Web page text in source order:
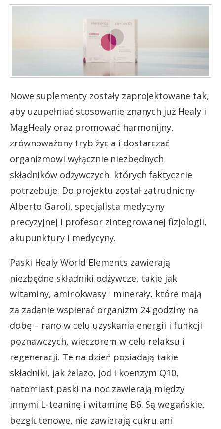
Nowe suplementy zostały zaprojektowane tak,
aby uzupełniać stosowanie znanych już Healy i
MagHealy oraz promować harmonijny,
zrównoważony tryb życia i dostarczać
organizmowi wyłącznie niezbędnych
składników odżywczych, których faktycznie
potrzebuje. Do projektu został zatrudniony
Alberto Garoli, specjalista medycyny
precyzyjnej i profesor zintegrowanej fizjologii,
akupunktury i medycyny.
Paski Healy World Elements zawierają
niezbędne składniki odżywcze, takie jak
witaminy, aminokwasy i minerały, które mają
za zadanie wspierać organizm 24 godziny na
dobę – rano w celu uzyskania energii i funkcji
poznawczych, wieczorem w celu relaksu i
regeneracji. Te na dzień posiadają takie
składniki, jak żelazo, jod i koenzym Q10,
natomiast paski na noc zawierają między
innymi L-teaninę i witaminę B6. Są wegańskie,
bezglutenowe, nie zawierają cukru ani